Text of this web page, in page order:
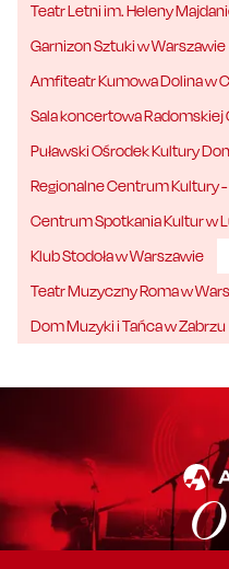
Teatr Letni im. Heleny
Garnizon Sztuki w Warszawie
Amfiteatr Kumowa Dolina w
Sala koncertowa Radomskiej
Puławski Ośrodek Kultury
Regionalne Centrum Kultury
Centrum Spotkania Kultur w
Klub Stodoła w Warszawie
Teatr Muzyczny Roma w
Dom Muzyki i Tańca w Zabrzu